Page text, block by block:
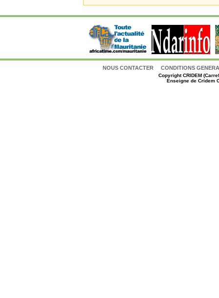
NOUS CONTACTER CONDITIONS
CopyrightCRIDEM
Enseigne de Cridem